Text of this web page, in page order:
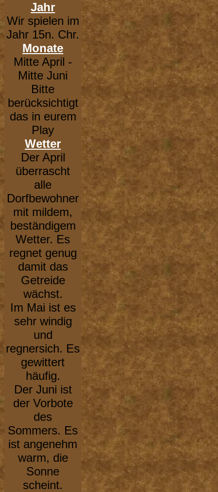
Jahr
Wir spielen im
Jahr 15n. Chr.
Monate
Mitte April -
Mitte Juni
Bitte
berücksichtigt
das in eurem
Play
Wetter
Der April
überrascht
alle
Dorfbewohner
mit mildem,
beständigem
Wetter. Es
regnet genug
damit das
Getreide
wächst.
Im Mai ist es
sehr windig
und
regnersich. Es
gewittert
häufig.
Der Juni ist
der Vorbote
des
Sommers. Es
ist angenehm
warm, die
Sonne
scheint.